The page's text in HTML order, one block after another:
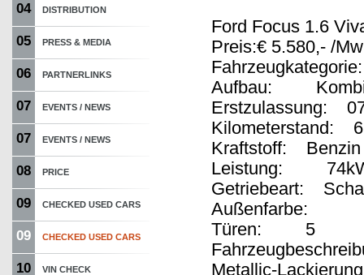
04 DISTRIBUTION
05 PRESS & MEDIA
06 PARTNERLINKS
07 EVENTS / NEWS
07 EVENTS / NEWS
08 PRICE
09 CHECKED USED CARS
09 CHECKED USED CARS
10 VIN CHECK
Ford Focus 1.6
Preis:€ 5.580,- /
Aufbau:
Erstzulassung:
Kilometerstand:
Kraftstoff: Benzin
Leistung: 74kW
Getriebeart:
Außenfarbe:
Türen: 5
Metallic-